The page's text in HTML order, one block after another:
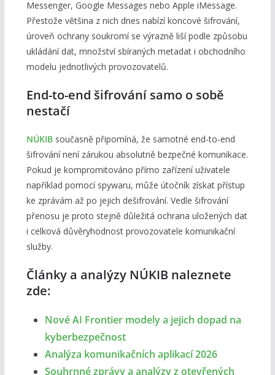
Messenger, Google Messages nebo Apple iMessage.
Přestože většina z nich dnes nabízí koncové šifrování,
úroveň ochrany soukromí se výrazně liší podle způsobu
ukládání dat, množství sbíraných metadat i obchodního
modelu jednotlivých provozovatelů.
End-to-end šifrování samo o sobě
nestačí
NÚKIBsoučasně připomíná, že samotné end-to-end
šifrování není zárukou absolutně bezpečné komunikace.
Pokud je kompromitováno přímo zařízení uživatele
například pomocí spywaru, může útočník získat přístup
ke zprávám až po jejich dešifrování. Vedle šifrování
přenosu je proto stejně důležitá ochrana uložených dat
i celková důvěryhodnost provozovatele komunikační
služby.
Články a analýzy NÚKIB naleznete
zde:
Nové AI Frontier modely a jejich dopad na
kyberbezpečnost
Analýza komunikačních aplikací 2026
Souhrnné zprávy a analýzy z otevřených